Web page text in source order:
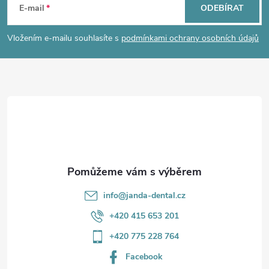
p
E-mail
Vložením e-mailu souhlasíte s podmínkami ochrany osobních údajů
ODEBÍRAT
info@janda-dental.cz
+420 415 653 201
+420 775 228 764
Facebook